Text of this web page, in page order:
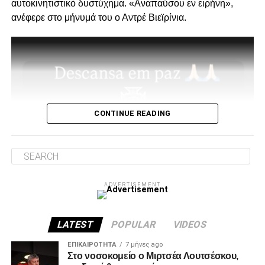
στήριξη παραμείνατε 15μελες μετά την παραίτηση
Για εμάς δεν έχει αλλάξει κάτι, οι λόγοι της στήριξης μας
από την αρχή μέχρι σήμερα παραμένουν ίδιοι.
2. Την πιο σίγουρη και την πιο γρήγορη λύση για την
πολύ να δωθεί στον λαό του ΠΑΟΚ.
Και από ότι φαίνεται, ούτε γρήγοροι, ούτε σίγουροι, ούτε
ανεξάρτητοι σταθήκατε.
αυτοκινητιστικό δυστύχημα. «Αναπαύσου εν ειρήνη»,
ανέφερε στο μήνυμά του ο Αντρέ Βιεϊρίνια.
CONTINUE READING
ADVERTISEMENT
LATEST POPULAR VIDEOS
ΕΠΙΚΑΙΡΌΤΗΤΑ 7 μήνες ago
Στο νοσοκομείο ο Μιρτσέα Λουτσέσκου,